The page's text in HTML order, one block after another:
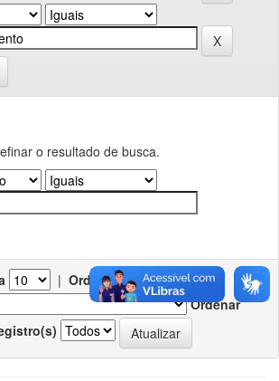
o resultado de busca.
| Ordenar registros por
Ordenar